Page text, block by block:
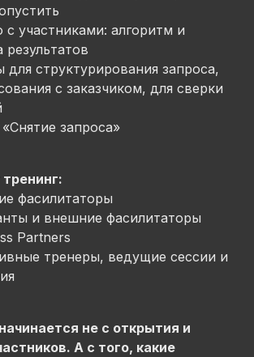
участниками: алгоритм и
результатов
для структурирования запроса,
с заказчиком, для сверки
запроса»
фасилитаторы
и внешние фасилитаторы
Partners
тренеры, ведущие сессии и
не c открытия и
А с того, какие